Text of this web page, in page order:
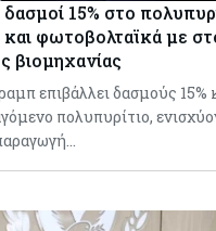
15% στο
φωτοβολταϊκά με
βιομηχανίας
επιβάλλει δασμούς 15%
πολυπυρίτιο,